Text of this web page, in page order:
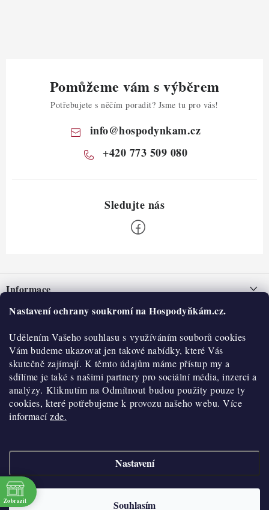
Nastavení ochrany soukromí na Hospodyňkám.cz.
Udělením Vašeho souhlasu s využíváním souborů cookies
Vám budeme ukazovat jen takové nabídky, které Vás
skutečně zajímají. K těmto údajům máme přístup my a
sdílíme je také s našimi partnery pro sociální média, inzerci a
analýzy. Kliknutím na Odmítnout budou použity pouze ty
cookies, které potřebujeme k provozu našeho webu. Více
informacízde.
Nastavení
Souhlasím
Pomůžeme vám s výběrem
Potřebujete s něčím poradit? Jsme tu pro vás!
info@hospodynkam.cz
+420 773 509 080
pInformace
Nepřevzetí zásilky na dobírku
Obchodní podmínky
Hodnocení obchodu
Blog
Moje objednávka
O nás
Historie
Kontakty
O nákupu
Reklamace a vratky
Výdejní místa
Velkoobchod
Vytvořil Shoptet
Copyright 2026
cookies
Zobrazit